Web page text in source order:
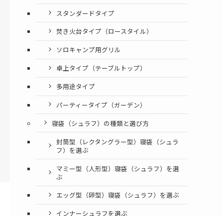
スタンダードタイプ
焚き火台タイプ（ロースタイル）
ソロキャンプ用グリル
卓上タイプ（テーブルトップ）
多用途タイプ
パーティータイプ（ガーデン）
寝袋（シュラフ）の種類と選び方
封筒型（レクタングラー型）寝袋（シュラ
フ）を選ぶ
マミー型（人形型）寝袋（シュラフ）を選
ぶ
エッグ型（卵型）寝袋（シュラフ）を選ぶ
インナーシュラフを選ぶ